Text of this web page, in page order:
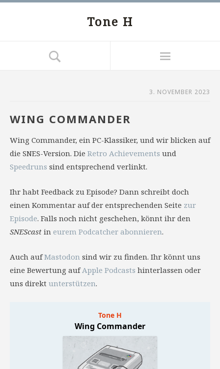
Tone H
3. NOVEMBER 2023
WING COMMANDER
Wing Commander, ein PC-Klassiker, und wir blicken auf
die SNES-Version. Die Retro Achievements und
Speedruns sind entsprechend verlinkt.
Ihr habt Feedback zu Episode? Dann schreibt doch
einen Kommentar auf der entsprechenden Seite zur
Episode. Falls noch nicht geschehen, könnt ihr den
SNEScast in eurem Podcatcher abonnieren.
Auch aufMastodon sind wir zu finden. Ihr könnt uns
eine Bewertung aufApple Podcasts hinterlassen oder
uns direkt unterstützen.